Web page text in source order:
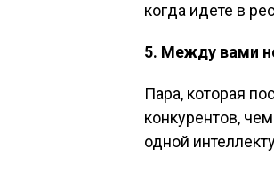
когда идете в
5. Между вами
Пара, которая
конкурентов,
одной